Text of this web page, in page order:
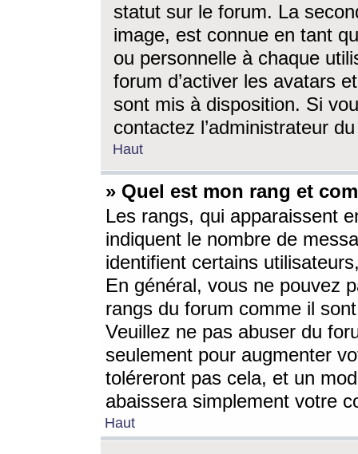
statut sur le forum. La
image, est connue en tant
ou personnelle à chaque
forum d’activer les avatars
sont mis à disposition. Si
contactez l’administrateur
Haut
» Quel est mon rang et
Les rangs, qui apparaissent
indiquent le nombre de
identifient certains
En général, vous ne pouvez
rangs du forum comme il
Veuillez ne pas abuser du
seulement pour augmenter
toléreront pas cela, et un
abaissera simplement votre
Haut